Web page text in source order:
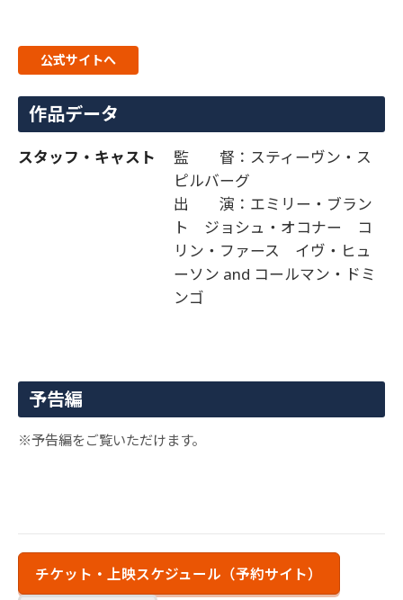
公式サイトへ
作品データ
スタッフ・キャスト
監 督：スティーヴン・ス
ピルバーグ
出 演：エミリー・ブラン
ト ジョシュ・オコナー コ
リン・ファース イヴ・ヒュ
ーソン and コールマン・ドミ
ンゴ
予告編
※予告編をご覧いただけます。
チケット・上映スケジュール（予約サイト）